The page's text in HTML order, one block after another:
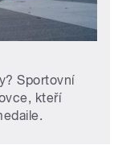
Sportovní
kteří